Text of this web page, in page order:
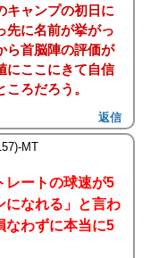
キャンプの初日に
先に名前が挙がっ
ら首脳陣の評価が
にここにきて自信
ろだろう。
返信
MT
レートの球速が5
になれる」と言わ
なわずに本当に5